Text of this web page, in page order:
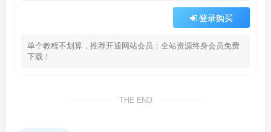
登录购买
单个教程不划算，推荐开通网站会员；全站资源终身会员免费
下载！
THE END